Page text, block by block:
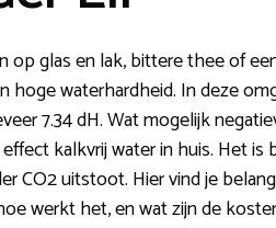
op glas en lak, bittere thee of
waterhardheid. In deze
7.34 dH. Wat mogelijk
kalkvrij water in huis. Het is
CO2 uitstoot. Hier vind je
werkt het, en wat zijn de